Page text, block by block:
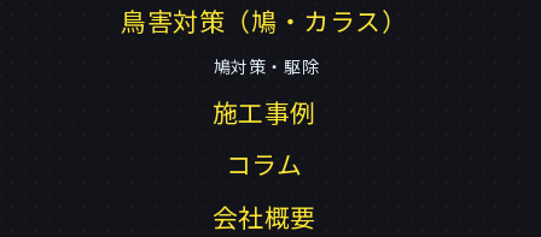
鳥害対策（鳩・カラス）
鳩対策・駆除
施工事例
コラム
会社概要